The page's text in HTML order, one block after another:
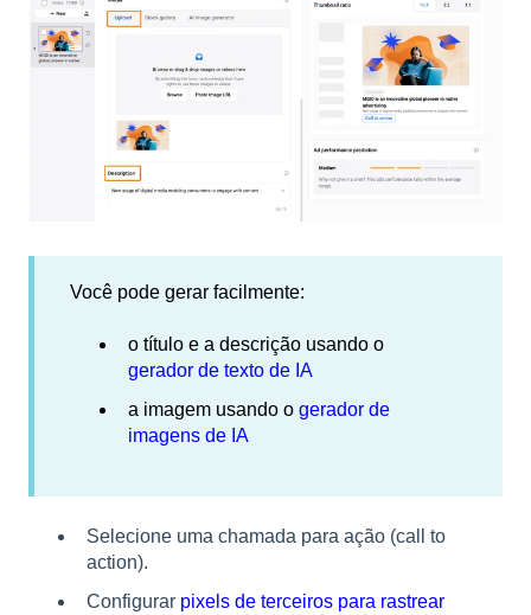
Você pode gerar facilmente:
o título e a descrição usando o
gerador de texto de IA
a imagem usando o gerador de
imagens de IA
Selecione uma chamada para ação (call to
action).
Configurar pixels de terceiros para rastrear